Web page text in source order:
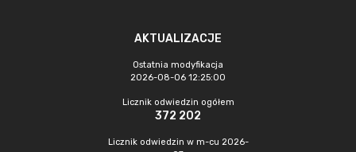
AKTUALIZACJE
Ostatnia modyfikacja
2026-08-06 12:25:00
Licznik odwiedzin ogółem
372 202
Licznik odwiedzin w m-cu 2026-